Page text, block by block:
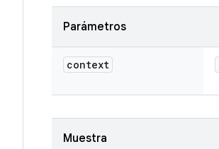
Parámetros
context
Muestra